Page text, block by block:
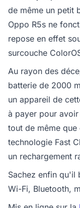
de même un petit
Oppo R5s ne
repose en effet
surcouche
Au rayon des
batterie de 2000
un appareil de
à payer pour
tout de même
technologie Fast
un rechargement
Sachez enfin qu'il
Wi-Fi, Bluetooth,